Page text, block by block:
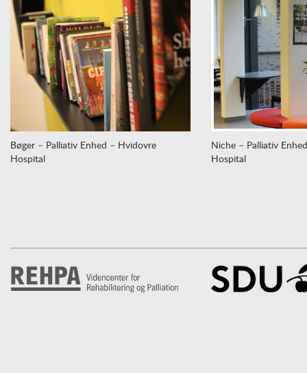
Bøger – Palliativ Enhed – Hvidovre
Hospital
Niche – Palliativ
Hospital